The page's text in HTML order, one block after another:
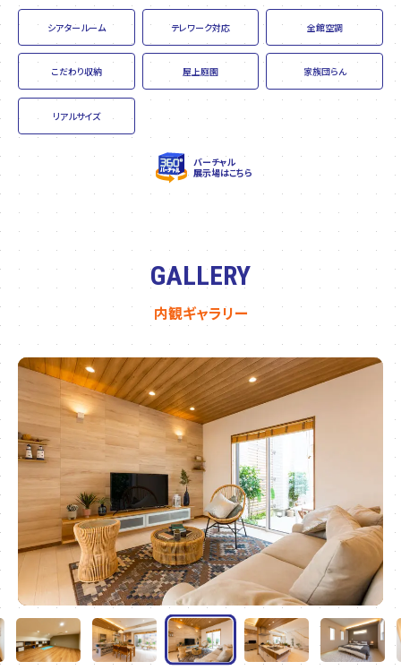
シアタールーム テレワーク対応 全館空調
こだわり収納 屋上庭園 家族団らん
リアルサイズ
バーチャル
展示場はこちら
GALLERY
内観ギャラリー